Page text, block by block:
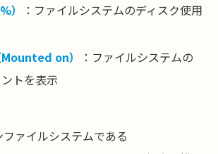
）
：ファイルシステムのディスク使用
on）
：ファイルシステムの
トを表示
ァイルシステムである